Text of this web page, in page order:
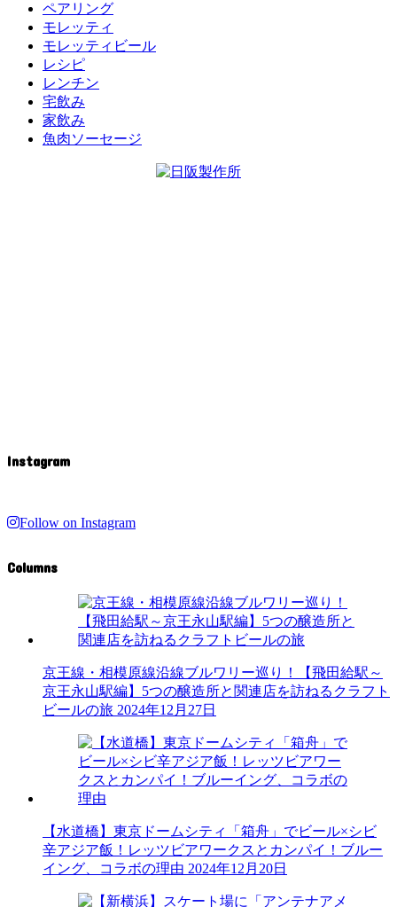
ペアリング
モレッティ
モレッティビール
レシピ
レンチン
宅飲み
家飲み
魚肉ソーセージ
Instagram
Follow on Instagram
Columns
京王線・相模原線沿線ブルワリー巡り！【飛田給駅～
京王永山駅編】5つの醸造所と関連店を訪ねるクラフト
ビールの旅 2024年12月27日
【水道橋】東京ドームシティ「箱舟」でビール×シビ
辛アジア飯！レッツビアワークスとカンパイ！ブルー
イング、コラボの理由 2024年12月20日